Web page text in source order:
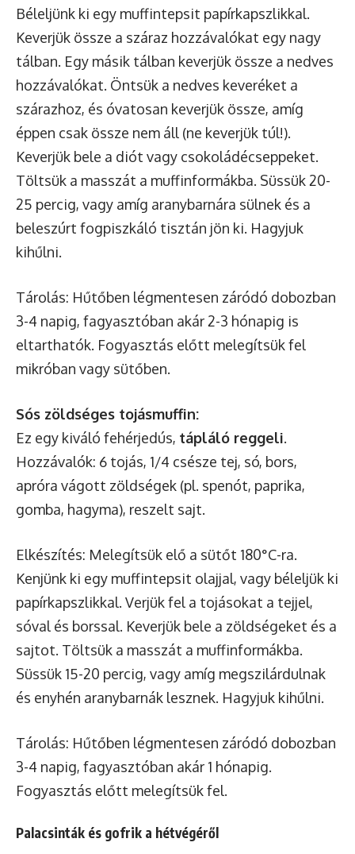
Béleljünk ki egy muffintepsit papírkapszlikkal.
Keverjük össze a száraz hozzávalókat egy nagy
tálban. Egy másik tálban keverjük össze a nedves
hozzávalókat. Öntsük a nedves keveréket a
szárazhoz, és óvatosan keverjük össze, amíg
éppen csak össze nem áll (ne keverjük túl!).
Keverjük bele a diót vagy csokoládécseppeket.
Töltsük a masszát a muffinformákba. Süssük 20-
25 percig, vagy amíg aranybarnára sülnek és a
beleszúrt fogpiszkáló tisztán jön ki. Hagyjuk
kihűlni.
Tárolás: Hűtőben légmentesen záródó dobozban
3-4 napig, fagyasztóban akár 2-3 hónapig is
eltarthatók. Fogyasztás előtt melegítsük fel
mikróban vagy sütőben.
Sós zöldséges tojásmuffin:
Ez egy kiváló fehérjedús, tápláló reggeli.
Hozzávalók: 6 tojás, 1/4 csésze tej, só, bors,
apróra vágott zöldségek (pl. spenót, paprika,
gomba, hagyma), reszelt sajt.
Elkészítés: Melegítsük elő a sütőt 180°C-ra.
Kenjünk ki egy muffintepsit olajjal, vagy béleljük ki
papírkapszlikkal. Verjük fel a tojásokat a tejjel,
sóval és borssal. Keverjük bele a zöldségeket és a
sajtot. Töltsük a masszát a muffinformákba.
Süssük 15-20 percig, vagy amíg megszilárdulnak
és enyhén aranybarnák lesznek. Hagyjuk kihűlni.
Tárolás: Hűtőben légmentesen záródó dobozban
3-4 napig, fagyasztóban akár 1 hónapig.
Fogyasztás előtt melegítsük fel.
Palacsinták és gofrik a hétvégéről